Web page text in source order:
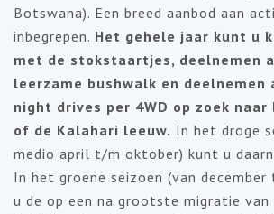
Botswana). Een breed aanbod aan
inbegrepen. Het gehele jaar kunt u
met de stokstaartjes, deelnemen
leerzame bushwalk en deelnemen
night drives per 4WD op zoek naar
of de Kalahari leeuw. In het droge
medio april t/m oktober) kunt u
In het groene seizoen (van
u de op een na grootste migratie van